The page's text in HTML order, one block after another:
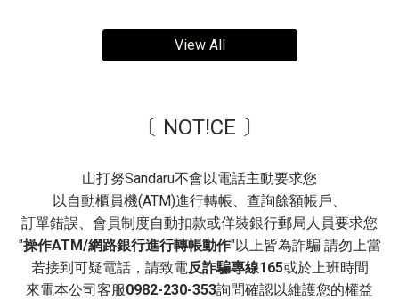
瑪莉珍鞋穿搭1(左圖)：露肩連身裙，展現「輕熟優雅」感。搭配銀
色帶有未來感與亮度，中和柔和色調，讓整體造型更有精神。 非常
營造溫柔層次感，打造「韓系減齡」風格。 推薦場合~ 校園穿搭、
合自帶「學生氣息」，能瞬間為穿搭注入活力與俏皮感。 白色泡泡
袖洋裝，黑色的滾邊設計與腳上的黑色瑪莉珍鞋首尾呼應，讓整體
色系維持在簡潔的黑白配，顯得俐落又高級。 非常適合看展、書店
約會、或是日常課堂。即便服裝很簡單（如素色洋裝），只要鞋襪
搭得好，穿搭完整度就會很高！ 瑪莉珍 復古交叉帶內增高瑪莉珍
鞋- 平底瑪莉珍鞋：最實穿的日常首選方頭編織紋一字帶瑪莉珍鞋此
View All
〔 NOT!CE 〕
山打努Sandaru不會以電話主動要求您
以自動櫃員機(ATM)進行轉帳、查詢餘額帳戶、
訂單錯誤、會員制度自動扣款或佯裝銀行郵局人員要求您
"操作ATM/網路銀行進行轉帳動作"以上皆為詐騙 請勿上當
若接到可疑電話，請致電反詐騙專線165或於上班時間
來電本公司客服0982-230-353詢問確認以維護您的權益